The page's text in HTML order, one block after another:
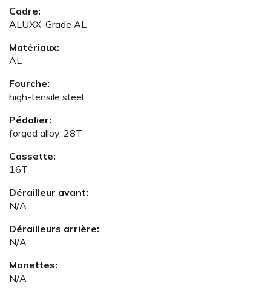
Cadre:
ALUXX-Grade AL
Matériaux:
AL
Fourche:
high-tensile steel
Pédalier:
forged alloy, 28T
Cassette:
16T
Dérailleur avant:
N/A
Dérailleurs arrière:
N/A
Manettes:
N/A